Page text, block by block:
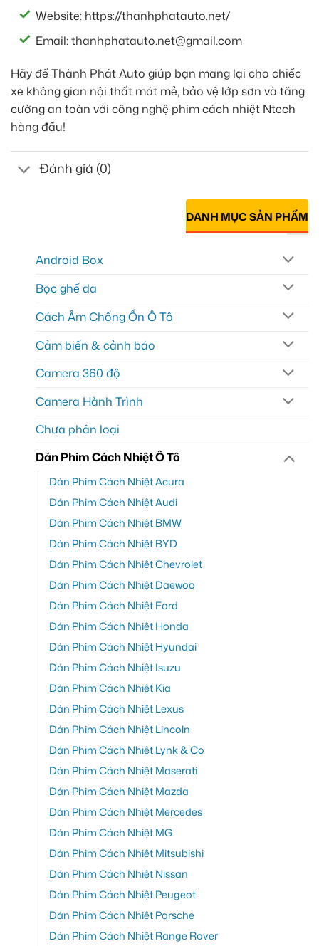
Website: https://thanhphatauto.net/
Email: thanhphatauto.net@gmail.com
Hãy để Thành Phát Auto giúp bạn mang lại cho chiếc
xe không gian nội thất mát mẻ, bảo vệ lớp sơn và tăng
cường an toàn với công nghệ phim cách nhiệt Ntech
hàng đầu!
Đánh giá (0)
DANH MỤC SẢN PHẨM
Android Box
Bọc ghế da
Cách Âm Chống Ồn Ô Tô
Cảm biến & cảnh báo
Camera 360 độ
Camera Hành Trình
Chưa phân loại
Dán Phim Cách Nhiệt Ô Tô
Dán Phim Cách Nhiệt Acura
Dán Phim Cách Nhiệt Audi
Dán Phim Cách Nhiệt BMW
Dán Phim Cách Nhiệt BYD
Dán Phim Cách Nhiệt Chevrolet
Dán Phim Cách Nhiệt Daewoo
Dán Phim Cách Nhiệt Ford
Dán Phim Cách Nhiệt Honda
Dán Phim Cách Nhiệt Hyundai
Dán Phim Cách Nhiệt Isuzu
Dán Phim Cách Nhiệt Kia
Dán Phim Cách Nhiệt Lexus
Dán Phim Cách Nhiệt Lincoln
Dán Phim Cách Nhiệt Lynk & Co
Dán Phim Cách Nhiệt Maserati
Dán Phim Cách Nhiệt Mazda
Dán Phim Cách Nhiệt Mercedes
Dán Phim Cách Nhiệt MG
Dán Phim Cách Nhiệt Mitsubishi
Dán Phim Cách Nhiệt Nissan
Dán Phim Cách Nhiệt Peugeot
Dán Phim Cách Nhiệt Porsche
Dán Phim Cách Nhiệt Range Rover